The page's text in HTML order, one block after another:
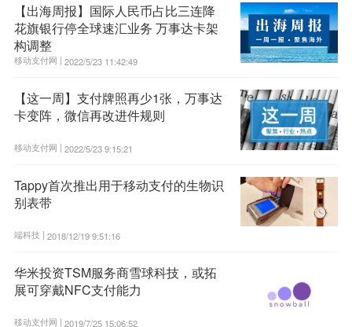
【出海周报】国际人民币占比三连降
花旗银行停全球速汇业务 万事达卡架
构调整
移动支付网 | 2022/5/23 11:42:49
【这一周】支付牌照再少1张，万事达
卡变阵，微信再改进件规则
移动支付网 | 2022/5/23 9:15:21
Tappy首次推出用于移动支付的生物识
别表带
端科技 | 2018/12/19 9:51:16
华米投资TSM服务商雪球科技，或拓
展可穿戴NFC支付能力
移动支付网 | 2019/7/25 15:06:52